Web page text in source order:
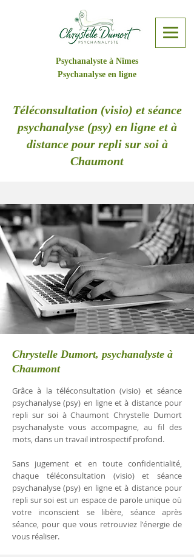
Psychanalyste à Nîmes
Psychanalyse en ligne
Téléconsultation (visio) et séance
psychanalyse (psy) en ligne et à
distance pour repli sur soi à
Chaumont
Chrystelle Dumort, psychanalyste à
Chaumont
Grâce à la téléconsultation (visio) et séance
psychanalyse (psy) en ligne et à distance pour
repli sur soi à Chaumont Chrystelle Dumort
psychanalyste vous accompagne, au fil des
mots, dans un travail introspectif profond.
Sans jugement et en toute confidentialité,
chaque téléconsultation (visio) et séance
psychanalyse (psy) en ligne et à distance pour
repli sur soi est un espace de parole unique où
votre inconscient se libère, séance après
séance, pour que vous retrouviez l'énergie de
vous réaliser.